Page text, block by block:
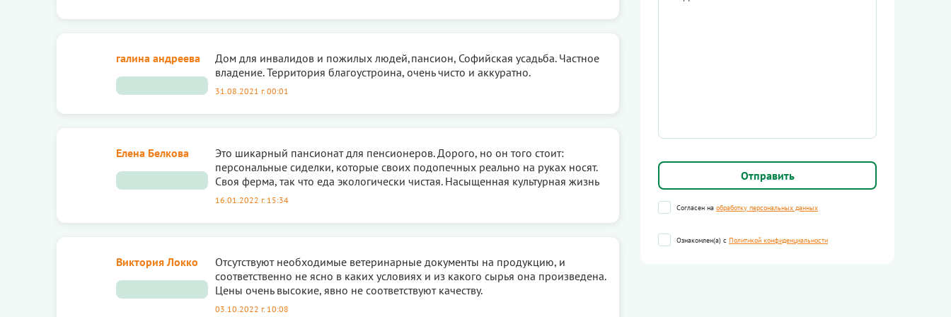
Согласен на обработку персональных данных
Ознакомлен(а) с Политикой конфиденциальности
галина андреева
Дом для инвалидов и пожилых людей,пансион, Софийская усадьба. Частное
владение. Территория благоустроина, очень чисто и аккуратно.
31.08.2021 г. 00:01
Елена Белкова
Это шикарный пансионат для пенсионеров. Дорого, но он того стоит:
персональные сиделки, которые своих подопечных реально на руках носят.
Своя ферма, так что еда экологически чистая. Насыщенная культурная жизнь
16.01.2022 г. 15:34
Виктория Локко
Отсутствуют необходимые ветеринарные документы на продукцию, и
соответственно не ясно в каких условиях и из какого сырья она произведена.
Цены очень высокие, явно не соответствуют качеству.
03.10.2022 г. 10:08